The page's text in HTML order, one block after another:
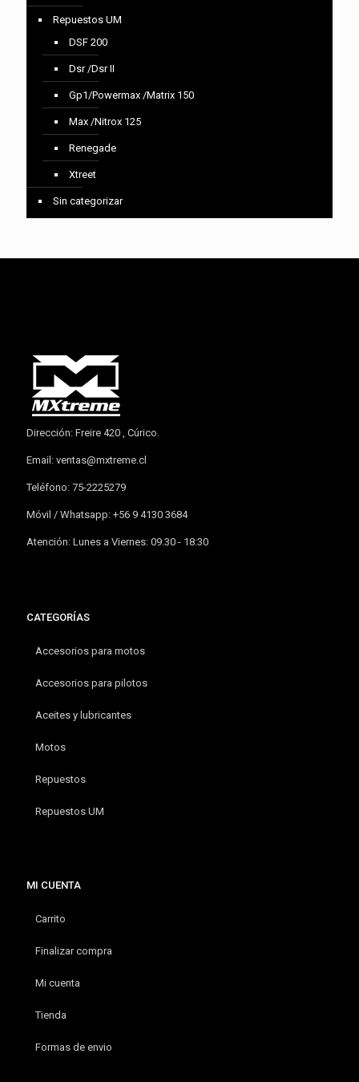
Repuestos UM
DSF 200
Dsr /Dsr II
Gp1/Powermax /Matrix 150
Max /Nitrox 125
Renegade
Xtreet
Sin categorizar
Dirección: Freire 420 , Cúrico.
Email: ventas@mxtreme.cl
Teléfono: 75-2225279
Móvil / Whatsapp: +56 9 4130 3684
Atención: Lunes a Viernes: 09.30 - 18:30
CATEGORÍAS
Accesorios para motos
Accesorios para pilotos
Aceites y lubricantes
Motos
Repuestos
Repuestos UM
MI CUENTA
Carrito
Finalizar compra
Mi cuenta
Tienda
Formas de envio